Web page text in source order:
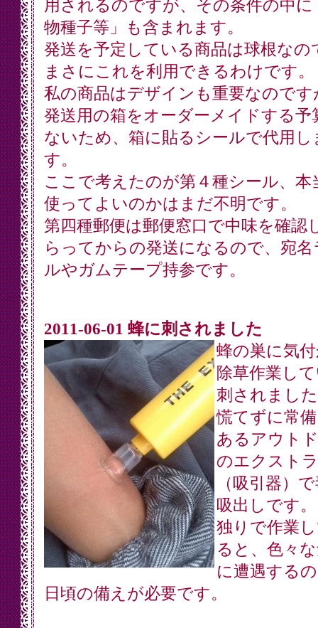
用されるのですが、その条件の中に
物種子等」も含まれます。
発送を予定している商品は球根なの
まさにこれを利用できるわけです。
私の商品はデザインも重要なのです
発送用の箱をオーダーメイドする予
ないため、箱に貼るシールで代用し
す。
ここで考えたのが第４種シール、本
使ってよいのかはまだ不明です。
第四種郵便は郵便窓口で中味を確認
らってからの発送になるので、宛名
ルやガムテープ持参です。
2011-06-01 蜂に刺されました
蜂の巣に気
除草作業し
刺されまし
慌てずに常
あるアウト
のエクスト
（吸引器）
吸出しです。
独りで作業
ると、色々
に遭遇する
日頃の備えが必要です。